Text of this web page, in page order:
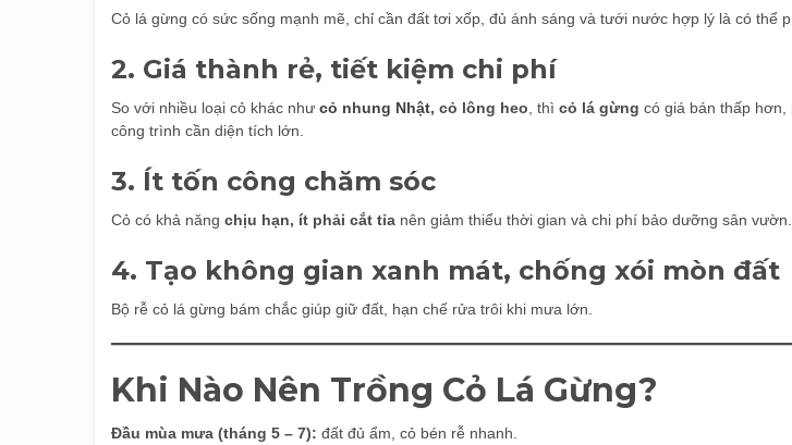
Cỏ lá gừng có sức sống mạnh mẽ, chỉ cần đất tơi xốp, đủ ánh sáng và tưới nước hợp lý là có thể
2. Giá thành rẻ, tiết kiệm chi phí
So với nhiều loại cỏ khác như cỏ nhung Nhật, cỏ lông heo, thì cỏ lá gừng có giá bán thấp
công trình cần diện tích lớn.
3. Ít tốn công chăm sóc
Cỏ có khả năng chịu hạn, ít phải cắt tỉa nên giảm thiểu thời gian và chi phí bảo dưỡng sân vườn.
4. Tạo không gian xanh mát, chống xói mòn đất
Bộ rễ cỏ lá gừng bám chắc giúp giữ đất, hạn chế rửa trôi khi mưa lớn.
Khi Nào Nên Trồng Cỏ Lá Gừng?
Đầu mùa mưa (tháng 5 – 7): đất đủ ẩm, cỏ bén rễ nhanh.